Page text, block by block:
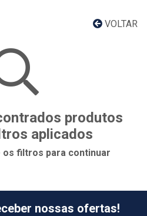
VOLTAR
produtos
aplicados
os filtros para continuar
nossas ofertas!